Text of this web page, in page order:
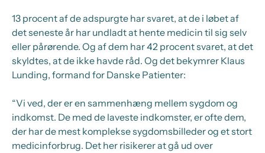
13 procent af de adspurgte har svaret, at de i løbet af
det seneste år har undladt at hente medicin til sig selv
eller pårørende. Og af dem har 42 procent svaret, at det
skyldtes, at de ikke havde råd. Og det bekymrer Klaus
Lunding, formand for Danske Patienter:
“Vi ved, der er en sammenhæng mellem sygdom og
indkomst. De med de laveste indkomster, er ofte dem,
der har de mest komplekse sygdomsbilleder og et stort
medicinforbrug. Det her risikerer at gå ud over